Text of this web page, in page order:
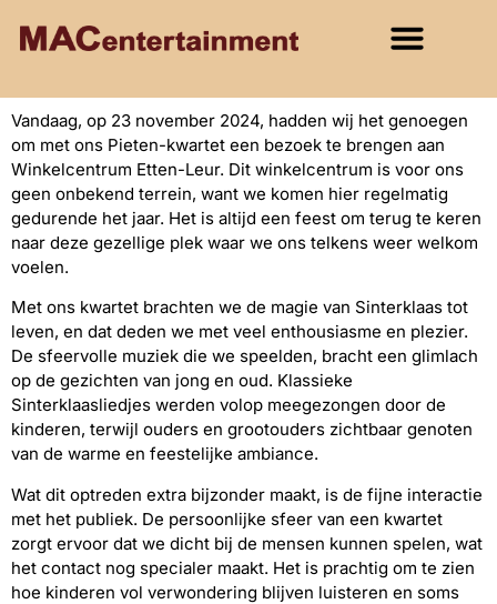
Vandaag, op 23 november 2024, hadden wij het genoegen
om met ons Pieten-kwartet een bezoek te brengen aan
Winkelcentrum Etten-Leur. Dit winkelcentrum is voor ons
geen onbekend terrein, want we komen hier regelmatig
gedurende het jaar. Het is altijd een feest om terug te keren
naar deze gezellige plek waar we ons telkens weer welkom
voelen.
Met ons kwartet brachten we de magie van Sinterklaas tot
leven, en dat deden we met veel enthousiasme en plezier.
De sfeervolle muziek die we speelden, bracht een glimlach
op de gezichten van jong en oud. Klassieke
Sinterklaasliedjes werden volop meegezongen door de
kinderen, terwijl ouders en grootouders zichtbaar genoten
van de warme en feestelijke ambiance.
Wat dit optreden extra bijzonder maakt, is de fijne interactie
met het publiek. De persoonlijke sfeer van een kwartet
zorgt ervoor dat we dicht bij de mensen kunnen spelen, wat
het contact nog specialer maakt. Het is prachtig om te zien
hoe kinderen vol verwondering blijven luisteren en soms